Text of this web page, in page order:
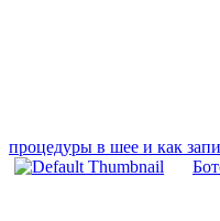
процедуры в шее и как